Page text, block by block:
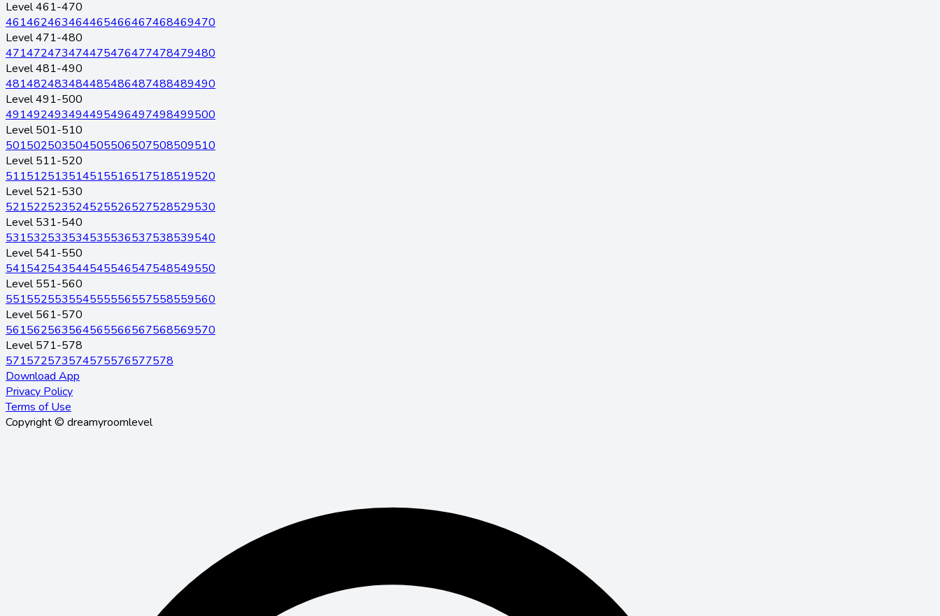
Level 461-470
461462463464465466467468469470
Level 471-480
471472473474475476477478479480
Level 481-490
481482483484485486487488489490
Level 491-500
491492493494495496497498499500
Level 501-510
501502503504505506507508509510
Level 511-520
511512513514515516517518519520
Level 521-530
521522523524525526527528529530
Level 531-540
531532533534535536537538539540
Level 541-550
541542543544545546547548549550
Level 551-560
551552553554555556557558559560
Level 561-570
561562563564565566567568569570
Level 571-578
571572573574575576577578
Download App
Privacy Policy
Terms of Use
Copyright © dreamyroomlevel